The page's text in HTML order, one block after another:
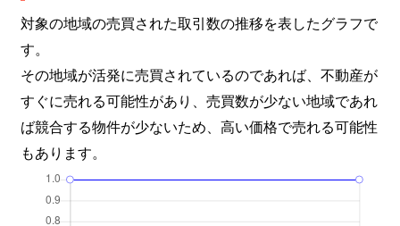
対象の地域の売買された取引数の推移を表したグラフで
す。
その地域が活発に売買されているのであれば、不動産が
すぐに売れる可能性があり、売買数が少ない地域であれ
ば競合する物件が少ないため、高い価格で売れる可能性
もあります。